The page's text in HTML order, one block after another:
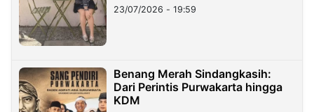
23/07/2026 - 19:59
Benang Merah Sindangkasih:
Dari Perintis Purwakarta hingga
KDM